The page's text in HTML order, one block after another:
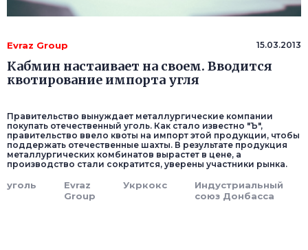
Evraz Group 15.03.2013
Кабмин настаивает на своем. Вводится
квотирование импорта угля
Правительство вынуждает металлургические компании
покупать отечественный уголь. Как стало известно "Ъ",
правительство ввело квоты на импорт этой продукции, чтобы
поддержать отечественные шахты. В результате продукция
металлургических комбинатов вырастет в цене, а
производство стали сократится, уверены участники рынка.
уголь
Evraz
Group
Укркокс
Индустриальный
союз Донбасса